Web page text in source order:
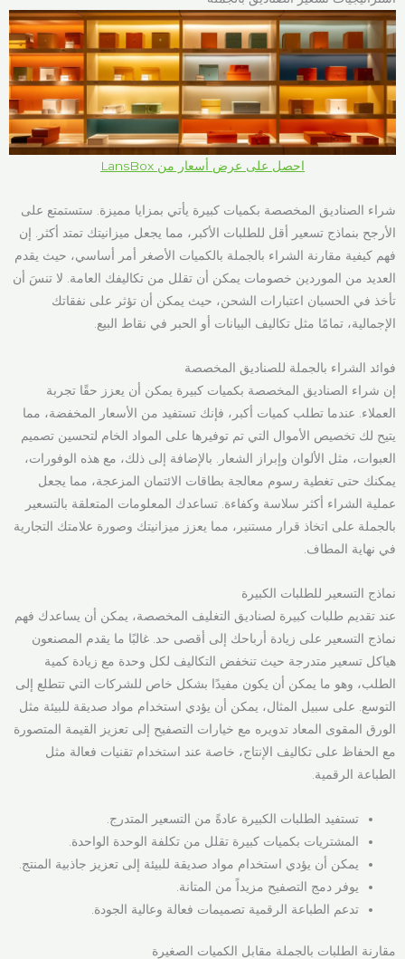
احصل على عرض أسعار من LansBox
شراء الصناديق المخصصة بكميات كبيرة يأتي بمزايا مميزة. ستستمتع على
الأرجح بنماذج تسعير أقل للطلبات الأكبر، مما يجعل ميزانيتك تمتد أكثر. إن
فهم كيفية مقارنة الشراء بالجملة بالكميات الأصغر أمر أساسي، حيث يقدم
العديد من الموردين خصومات يمكن أن تقلل من تكاليفك العامة. لا تنسَ أن
تأخذ في الحسبان اعتبارات الشحن، حيث يمكن أن تؤثر على نفقاتك
الإجمالية، تمامًا مثل تكاليف البيانات أو الحبر في نقاط البيع.
فوائد الشراء بالجملة للصناديق المخصصة
إن شراء الصناديق المخصصة بكميات كبيرة يمكن أن يعزز حقًا تجربة
العملاء. عندما تطلب كميات أكبر، فإنك تستفيد من الأسعار المخفضة، مما
يتيح لك تخصيص الأموال التي تم توفيرها على المواد الخام لتحسين تصميم
العبوات، مثل الألوان وإبراز الشعار. بالإضافة إلى ذلك، مع هذه الوفورات،
يمكنك حتى تغطية رسوم معالجة بطاقات الائتمان المزعجة، مما يجعل
عملية الشراء أكثر سلاسة وكفاءة. تساعدك المعلومات المتعلقة بالتسعير
بالجملة على اتخاذ قرار مستنير، مما يعزز ميزانيتك وصورة علامتك التجارية
في نهاية المطاف.
نماذج التسعير للطلبات الكبيرة
عند تقديم طلبات كبيرة لصناديق التغليف المخصصة، يمكن أن يساعدك فهم
نماذج التسعير على زيادة أرباحك إلى أقصى حد. غالبًا ما يقدم المصنعون
هياكل تسعير متدرجة حيث تنخفض التكاليف لكل وحدة مع زيادة كمية
الطلب، وهو ما يمكن أن يكون مفيدًا بشكل خاص للشركات التي تتطلع إلى
التوسع. على سبيل المثال، يمكن أن يؤدي استخدام مواد صديقة للبيئة مثل
الورق المقوى المعاد تدويره مع خيارات التصفيح إلى تعزيز القيمة المتصورة
مع الحفاظ على تكاليف الإنتاج، خاصة عند استخدام تقنيات فعالة مثل
الطباعة الرقمية.
تستفيد الطلبات الكبيرة عادةً من التسعير المتدرج.
المشتريات بكميات كبيرة تقلل من تكلفة الوحدة الواحدة.
يمكن أن يؤدي استخدام مواد صديقة للبيئة إلى تعزيز جاذبية المنتج.
يوفر دمج التصفيح مزيداً من المتانة.
تدعم الطباعة الرقمية تصميمات فعالة وعالية الجودة.
مقارنة الطلبات بالجملة مقابل الكميات الصغيرة